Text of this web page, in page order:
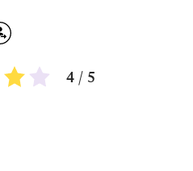
4 / 5